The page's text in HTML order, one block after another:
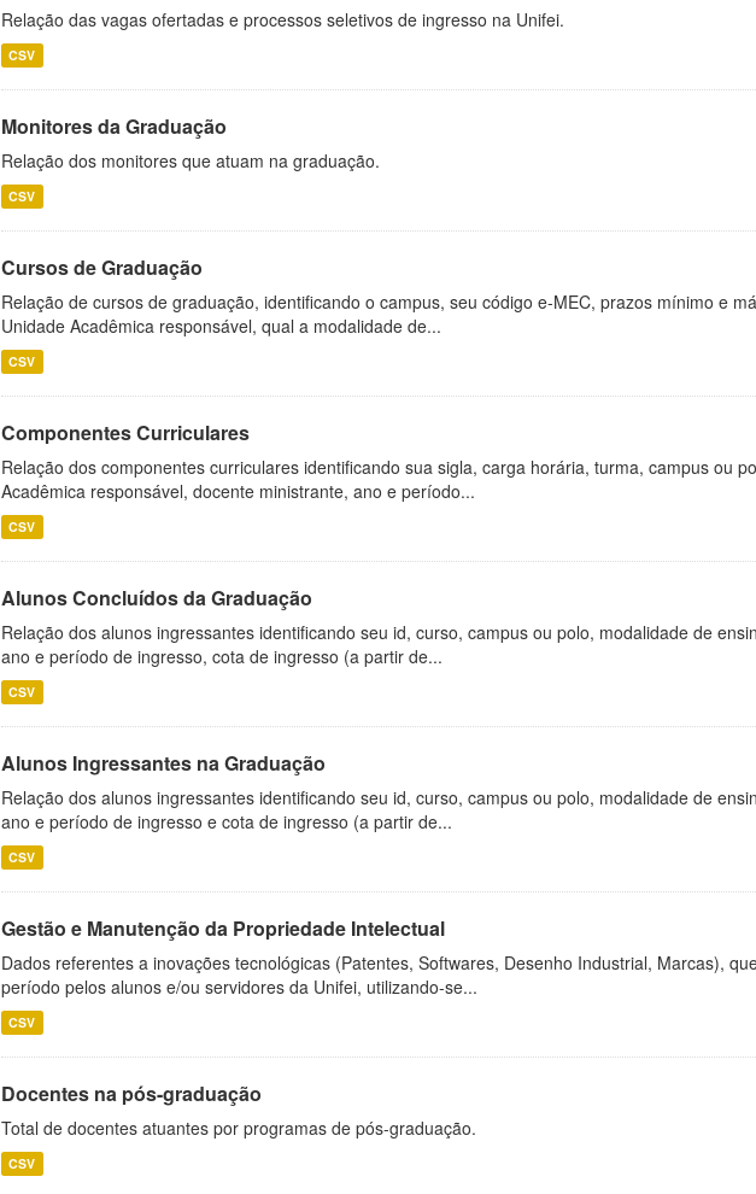
Relação das vagas ofertadas e processos seletivos de ingresso na Unifei.
CSV
Monitores da Graduação
Relação dos monitores que atuam na graduação.
CSV
Cursos de Graduação
Relação de cursos de graduação, identificando o campus, seu código e-MEC, prazos mínimo e
Unidade Acadêmica responsável, qual a modalidade de...
CSV
Componentes Curriculares
Relação dos componentes curriculares identificando sua sigla, carga horária, turma, campus ou
Acadêmica responsável, docente ministrante, ano e período...
CSV
Alunos Concluídos da Graduação
Relação dos alunos ingressantes identificando seu id, curso, campus ou polo, modalidade de
ano e período de ingresso, cota de ingresso (a partir de...
CSV
Alunos Ingressantes na Graduação
Relação dos alunos ingressantes identificando seu id, curso, campus ou polo, modalidade de
ano e período de ingresso e cota de ingresso (a partir de...
CSV
Gestão e Manutenção da Propriedade Intelectual
Dados referentes a inovações tecnológicas (Patentes, Softwares, Desenho Industrial, Marcas),
período pelos alunos e/ou servidores da Unifei, utilizando-se...
CSV
Docentes na pós-graduação
Total de docentes atuantes por programas de pós-graduação.
CSV